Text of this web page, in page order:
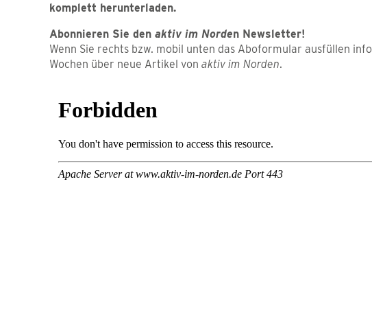
komplett herunterladen.
Abonnieren Sie den aktiv im Norden Newsletter!
Wenn Sie rechts bzw. mobil unten das Aboformular ausfüllen
Wochen über neue Artikel von aktiv im Norden.